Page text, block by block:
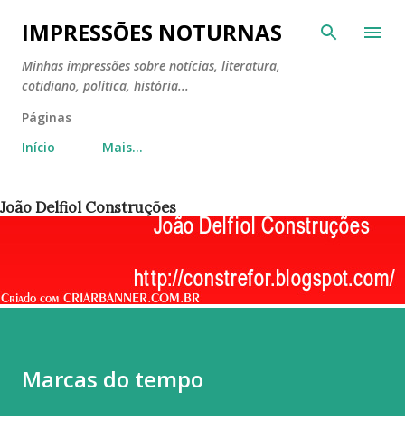
Pular para o conteúdo principal
IMPRESSÕES NOTURNAS
Minhas impressões sobre notícias, literatura,
cotidiano, política, história...
Páginas
Início
Mais…
João Delfiol Construções
Marcas do tempo